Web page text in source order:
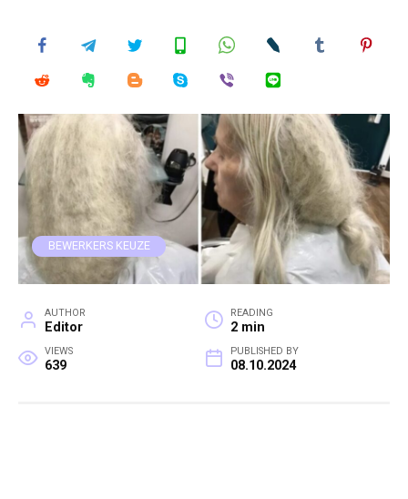
BEWERKERS KEUZE
AUTHOR
Editor
READING
2 min
VIEWS
639
PUBLISHED BY
08.10.2024